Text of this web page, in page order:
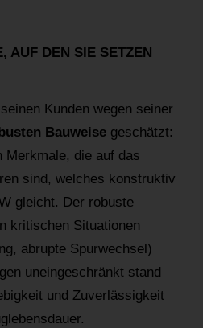
AUF DEN SIE SETZEN
Kunden wegen seiner
Bauweise geschätzt:
Merkmale, die auf das
sind, welches konstruktiv
gleicht. Der robuste
kritischen Situationen
abrupte Spurwechsel)
uneingeschränkt stand
und Zuverlässigkeit